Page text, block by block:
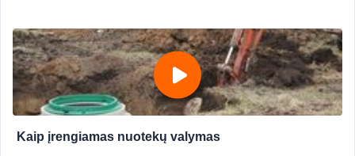
Kaip įrengiamas nuotekų valymas